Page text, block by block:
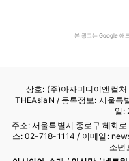
본 광고는 Google 애
상호: (주)아자미디어앤컬
THEAsiaN / 등록정보: 서울특
일:
주소: 서울특별시 종로구 혜화
스: 02-718-1114 / 이메일:
소년